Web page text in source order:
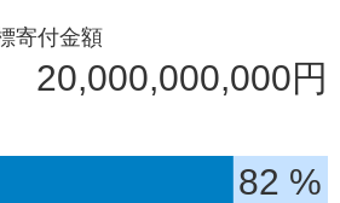
寄付金額
20,000,000,000円
82 %